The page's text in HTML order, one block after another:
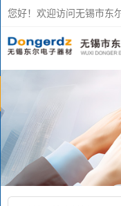
您好！欢迎访问无锡市东